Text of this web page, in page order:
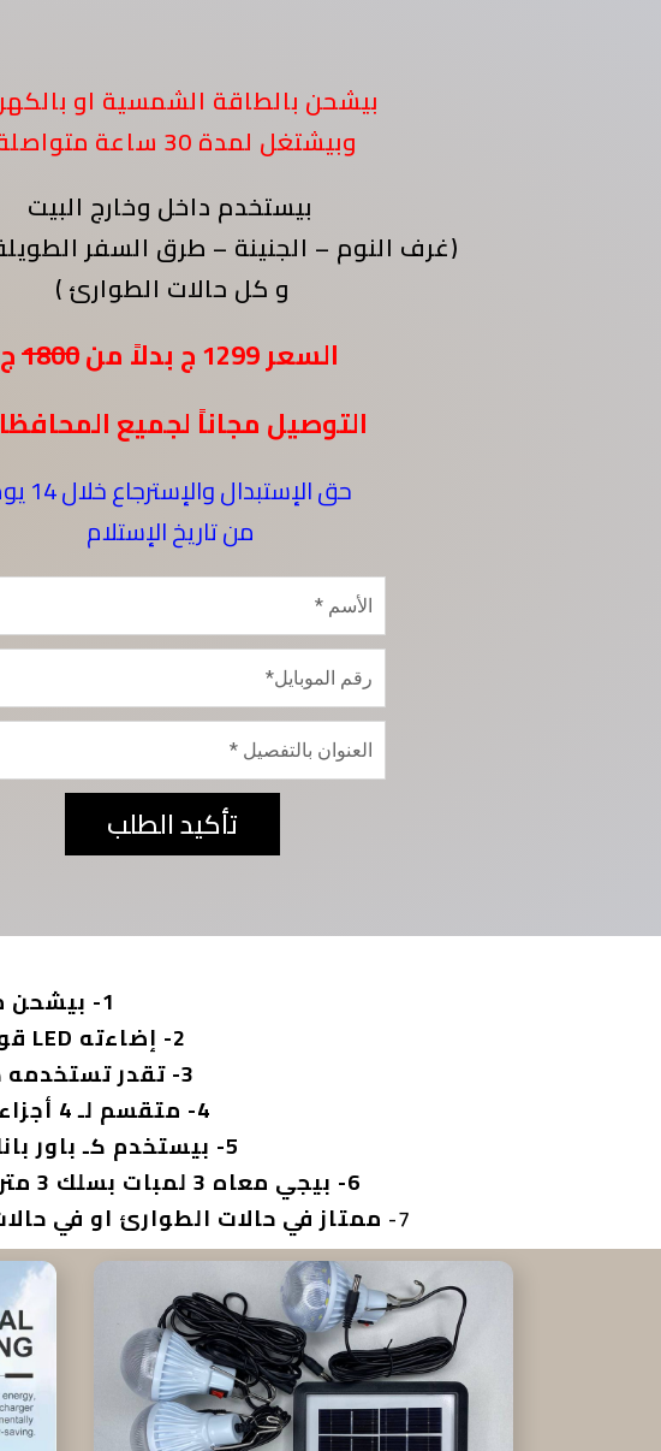
بيشحن بالطاقة الشمسية او
وبيشتغل لمدة 30 ساعة متواصلة
غرف النوم – الجنينة – طرق السفر الطويلة – الرحلات)
( و كل حالات الطوارئ
السعر 1299 ج بدلاً من 1800ج
التوصيل مجاناً لجميع
تأكيد الطلب
1- بيشحن من خلال الكهرباء او الطاقة الشمسية
2- إضاءته LED قوية هينور البيت كله لمدة 30 ساعة متواصلة
3- تقدر تستخدمه داخل وخارج البيت وتقدر تحتفظ بيه في العربية
4- متقسم لـ 4 أجزاء ( لوحة شمسية – كشاف – 3 لمبات – باور بانك)
5- بيستخدم كـ باور بانك للموبيلات لإنه بيجي معاه وصلة USB بكذا مخرج
6- بيجي معاه 3 لمبات بسلك 3 متر تقريبا عشان تستخدمه في اي اوضة جوة البيت او في الجنينة
7- ممتاز في حالات الطوارئ او في